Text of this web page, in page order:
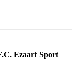
Ezaart Sport